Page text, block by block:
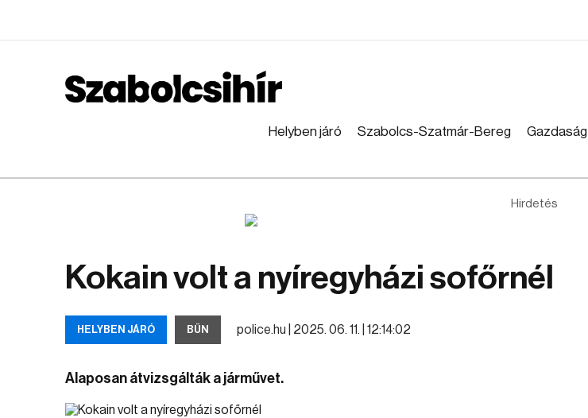
Helyben járó Szabolcs-Szatmár-Bereg Gazdaság
Hirdetés
Kokain volt a nyíregyházi sofőrnél
HELYBEN JÁRÓ BŰN police.hu | 2025. 06. 11. | 12:14:02
Alaposan átvizsgálták a járművet.